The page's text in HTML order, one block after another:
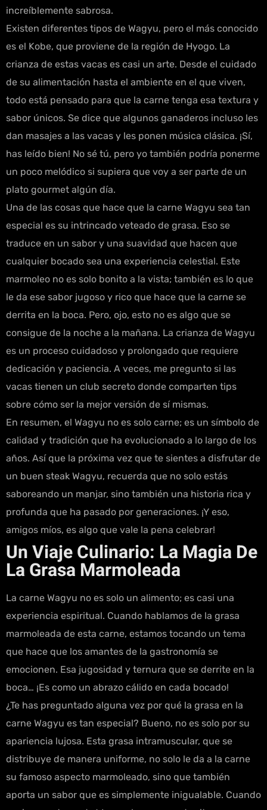
increíblemente sabrosa.
Existen diferentes tipos de Wagyu, pero el más conocido
es el Kobe, que proviene de la región de Hyogo. La
crianza de estas vacas es casi un arte. Desde el cuidado
de su alimentación hasta el ambiente en el que viven,
todo está pensado para que la carne tenga esa textura y
sabor únicos. Se dice que algunos ganaderos incluso les
dan masajes a las vacas y les ponen música clásica. ¡Sí,
has leído bien! No sé tú, pero yo también podría ponerme
un poco melódico si supiera que voy a ser parte de un
plato gourmet algún día.
Una de las cosas que hace que la carne Wagyu sea tan
especial es su intrincado veteado de grasa. Eso se
traduce en un sabor y una suavidad que hacen que
cualquier bocado sea una experiencia celestial. Este
marmoleo no es solo bonito a la vista; también es lo que
le da ese sabor jugoso y rico que hace que la carne se
derrita en la boca. Pero, ojo, esto no es algo que se
consigue de la noche a la mañana. La crianza de Wagyu
es un proceso cuidadoso y prolongado que requiere
dedicación y paciencia. A veces, me pregunto si las
vacas tienen un club secreto donde comparten tips
sobre cómo ser la mejor versión de sí mismas.
En resumen, el Wagyu no es solo carne; es un símbolo de
calidad y tradición que ha evolucionado a lo largo de los
años. Así que la próxima vez que te sientes a disfrutar de
un buen steak Wagyu, recuerda que no solo estás
saboreando un manjar, sino también una historia rica y
profunda que ha pasado por generaciones. ¡Y eso,
amigos míos, es algo que vale la pena celebrar!
Un Viaje Culinario: La Magia De
La Grasa Marmoleada
La carne Wagyu no es solo un alimento; es casi una
experiencia espiritual. Cuando hablamos de la grasa
marmoleada de esta carne, estamos tocando un tema
que hace que los amantes de la gastronomía se
emocionen. Esa jugosidad y ternura que se derrite en la
boca… ¡Es como un abrazo cálido en cada bocado!
¿Te has preguntado alguna vez por qué la grasa en la
carne Wagyu es tan especial? Bueno, no es solo por su
apariencia lujosa. Esta grasa intramuscular, que se
distribuye de manera uniforme, no solo le da a la carne
su famoso aspecto marmoleado, sino que también
aporta un sabor que es simplemente inigualable. Cuando